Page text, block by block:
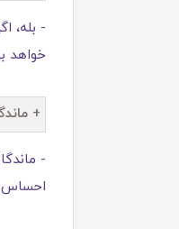
خواهد
+
-